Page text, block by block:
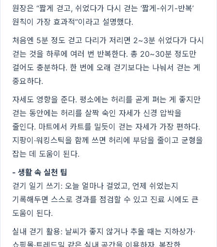
원장은 “짧게 걷고, 쉬었다가 다시 걷는 ‘짧게-쉬기-반복’
원칙이 가장 효과적”이라고 설명했다.
처음엔 5분 정도 걷고 다리가 저리면 2~3분 쉬었다가 다시
걷는 것을 하루에 여러 번 반복한다. 총 20~30분 정도만
걸어도 충분하다. 한 번에 오래 걷기보다는 나눠서 걷는 게
중요하다.
자세도 영향을 준다. 평소에는 허리를 곧게 펴는 게 좋지만
걷는 동안에는 허리를 살짝 숙인 자세가 신경 압박을
줄인다. 마트에서 카트를 밀듯이 걷는 자세가 가장 편하다.
지팡이·워킹스틱을 함께 쓰면 허리에 부담을 줄이고 균형을
잡는 데 도움이 된다.
- 생활 속 실천 팁
걷기 일기 쓰기: 오늘 얼마나 걸었고, 언제 쉬었는지
기록해두면 스스로 경과를 점검할 수 있고 진료 시에도 큰
도움이 된다.
실내 걷기 활용: 날씨가 좋지 않거나 추울 때는 지하상가·
쇼핑몰·트레드밀 같은 실내 공간을 이용하자. 복잡한